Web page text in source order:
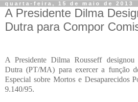
quarta-feira, 15 de maio de 2013
A Presidente Dilma
Dutra para Compor
A Presidente Dilma Rousseff
Dutra (PT/MA) para exercer a função
Especial sobre Mortos e Desaparecidos
9.140/95.